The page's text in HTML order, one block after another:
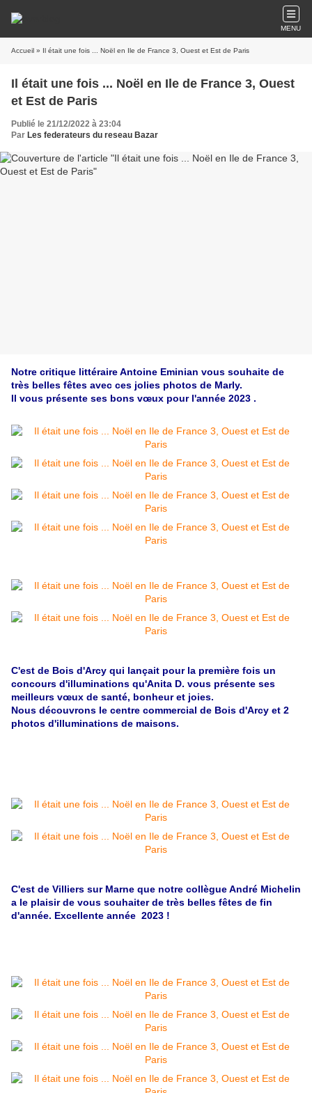
MENU
Accueil » Il était une fois ... Noël en Ile de France 3, Ouest et Est de Paris
Il était une fois ... Noël en Ile de France 3, Ouest
et Est de Paris
Publié le 21/12/2022 à 23:04
Par Les federateurs du reseau Bazar
Notre critique littéraire Antoine Eminian vous souhaite de
très belles fêtes avec ces jolies photos de Marly.
Il vous présente ses bons vœux pour l'année 2023 .
C'est de Bois d'Arcy qui lançait pour la première fois un
concours d'illuminations qu'Anita D. vous présente ses
meilleurs vœux de santé, bonheur et joies.
Nous découvrons le centre commercial de Bois d'Arcy et 2
photos d'illuminations de maisons.
C'est de Villiers sur Marne que notre collègue André Michelin
a le plaisir de vous souhaiter de très belles fêtes de fin
d'année. Excellente année 2023 !